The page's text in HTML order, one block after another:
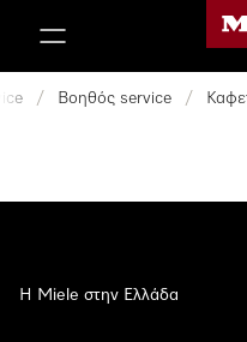
/ Βοηθός service /
Η Miele στην Ελλάδα